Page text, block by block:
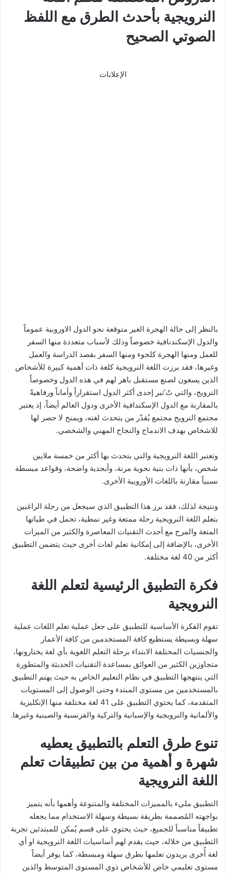
النرويجية بأحدث الطرق مع اللفظ
الصوتي الصحيح
الإعلانات
بالنظر إلى حالة الهجرة الغير متوقعة نحو الدول الاوروبية عموماً
والدول الإسكندنافية خصوصاً وذلك لأسباب متعددة منها السفر
للعمل ومنها الهجرة كلجوء ومنها السفر بقصد الدراسة والعمل
وغيرها، فقد برزت اللغة النرويجية كلغة ذات أهمية كبيرة للأشخاص
الذين يسعون لصنع مستقبل باهر لهم في هذه الدول وخصوصاً
النرويج، والتي تُ‘تبر إحدى أكثر الدول استقراراً وأماناً ورفاهيةً
بالمقارنة مع الدول الإسكندافية الأخرى ودول العالم أيضاً، إذ يعتبر
مجتمع النرويج مجتمع يُقدّر من يتحدث لغته، ويمنح لا حصر لها
للاشخاص بهدف الاندماج والنجاح المهني والشخصي.
وتعتبر اللغة النرويجية والتي يتحدث بها أكثر من خمسة ملايين
شخص، بأنها ذات بنية نحوية مرنة، وأبجدية واضحة، وقواعد مبسطة
نسبياً مقارنة باللغات الأوروبية الأخرى.
ونتيجة لذلك، فقد برز هذا التطبيق الذي سيجعل من رحلة الراغبين
بتعلم اللغة النرويجية رحلة ممتعة وغير نمطية، تحمل في طياتها
المتعة والمرح مع أحدث التقنيات المعاصرة والكثير من الميزات
الأخرى، بالإضافة إلى إمكانية تعلم لغات أخرى حيث يتضمن التطبيق
أكثر من 40 لغة مختلفة.
فكرة التطبيق الرئيسية لتعلم اللغة
النرويجية
تقوم الفكرة الأساسية للتطبيق على جعل عملية تعلم اللغات عملية
سهلة وبسيطة يستطيع كافة المستخدمين من كافة الأعمار
والجنسيات المختلفة الابتداء برحلة التعلم اللغوية بأي لغة يختارونها،
متجاوزين الكثير من العوائق بمساعدة التقنيات الحديثة والمتطورة
التي ينتهجها التطبيق في نظام التعليم الخاص به حيث يهتم التطبيق
بالمستخدمين من مستوى المبتدء وحتى الوصول إلى المستويات
المتقدمة، كما يحتوي التطبيق على 41 لغة مختلفة منها الإنكليزية
والألمانية والنرويجية والإسبانية والتركية والفرنسية والصينية وغيرها.
تنوع طرق التعلم بالتطبيق يعطيه
شهرة و أهمية من بين تطبيقات تعلم
اللغة النرويجية
التطبيق مليء بالمميزات المختلفة والمتنوعة وأهمها بأنه يتميز
بواجهته المُصممة بطريقة بسيطة وسهلة الاستخدام مما يجعله
تطبيقاً مناسباً للجميع، حيث يحتوي على قسم يُمكن للمبتدئين تجربة
التطبيق من خلاله، حيث يقدم لهم أساسيات اللغة النرويجية او أي
لغة أُخرى يريدون تعلمها بطرق سهلة ومبسطة، كما يوفر أيضاً
مستوى تعليمي خاص للأشخاص ذوي المستوى المتوسط والذين